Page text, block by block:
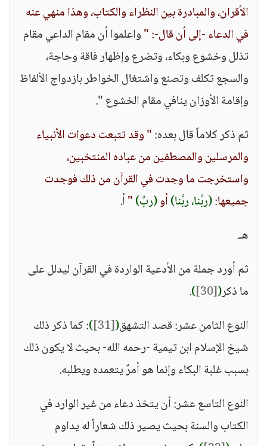
الأقران، والمبادرة بين النظراء والكتاب، وهذا منهي عنه
في الدعاء -إلى أن قال-: "واعلموا أن مقام الداعي مقام
تذلل وخشوع وبكاء، وتضرع وإظهار فاقة وحاجة،
والسجع تكلف وتصنع واشتغال الخواطر بازدواج الألفاظ
وإقامة الأوزان ينافي مقام الخشوع ".
ثم ذكر كلاماً قال بعده:" وقد تتبعت دعوات الأنبياء
والمرسلين والمصطفين من عباده المنتخبين،
واستخرجت ما وجدت في القرآن من ذلك فوجدت
جميعها:(ربَّنا، ربَّنا)أو(ربِّ)"أ.
هـ.
ثم أورد جملة من الأدعية الواردة في القرآن ليدلل على
ما ذكر(
[30]
)
.
النوع الثامن عشر: قصد التشهق(
[31]
): كما ذكر ذلك
شيخ الإسلام ابن تيمية -رحمه الله- بحيث لا يكون ذلك
بسبب غلبة البكاء وإنما هو أمرٌ يتعمده ويطلبه.
النوع التاسع عشر: أن يتخذ دعاء من غير الوارد في
الكتاب والسنة بحيث يصير ذلك شعاراً له يداوم